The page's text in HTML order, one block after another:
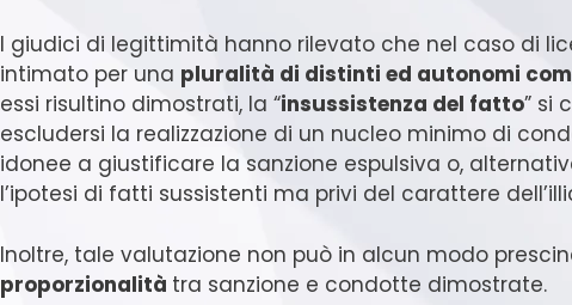
I giudici di legittimità hanno rilevato che nel caso di
intimato per una pluralità di distinti ed autonomi
essi risultino dimostrati, la “insussistenza del fatto” si
escludersi la realizzazione di un nucleo minimo di
idonee a giustificare la sanzione espulsiva o,
l’ipotesi di fatti sussistenti ma privi del carattere
Inoltre, tale valutazione non può in alcun modo
proporzionalità tra sanzione e condotte dimostrate.